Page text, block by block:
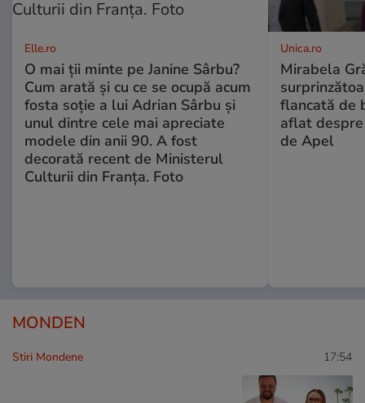
Elle.ro
O mai ții minte pe Janine Sârbu?
Cum arată și cu ce se ocupă acum
fosta soție a lui Adrian Sârbu și
unul dintre cele mai apreciate
modele din anii 90. A fost
decorată recent de Ministerul
Culturii din Franța. Foto
Unica.ro
Mirabela
flancată de
aflat
de Apel
MONDEN
Stiri Mondene 17:54